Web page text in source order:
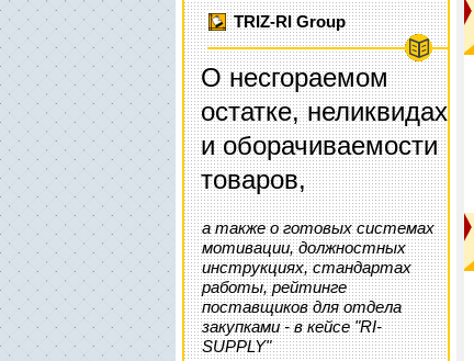
TRIZ-RI Group
О несгораемом
остатке, неликвидах
и оборачиваемости
товаров,
а также о готовых системах
мотивации, должностных
инструкциях, стандартах
работы, рейтинге
поставщиков для отдела
закупками - в кейсе "RI-
SUPPLY"